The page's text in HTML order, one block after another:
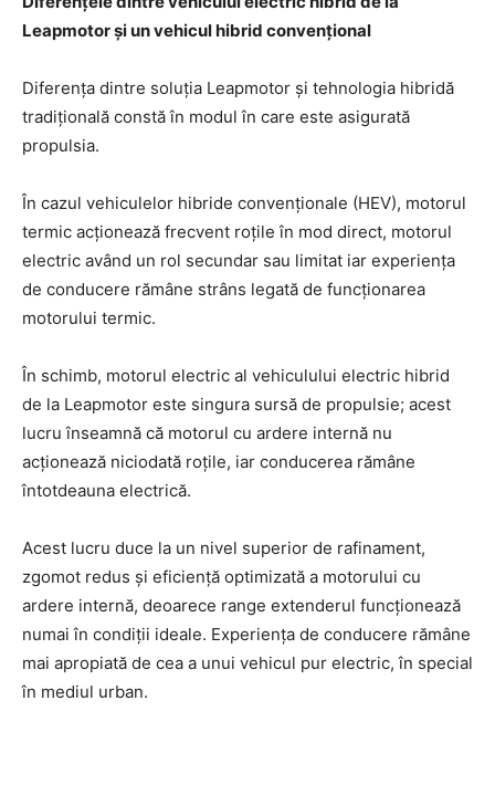
Leapmotor și un vehicul hibrid convențional
Diferența dintre soluția Leapmotor și tehnologia hibridă
tradițională constă în modul în care este asigurată
propulsia.
În cazul vehiculelor hibride convenționale (HEV), motorul
termic acționează frecvent roțile în mod direct, motorul
electric având un rol secundar sau limitat iar experiența
de conducere rămâne strâns legată de funcționarea
motorului termic.
În schimb, motorul electric al vehiculului electric hibrid
de la Leapmotor este singura sursă de propulsie; acest
lucru înseamnă că motorul cu ardere internă nu
acționează niciodată roțile, iar conducerea rămâne
întotdeauna electrică.
Acest lucru duce la un nivel superior de rafinament,
zgomot redus și eficiență optimizată a motorului cu
ardere internă, deoarece range extenderul funcționează
numai în condiții ideale. Experiența de conducere rămâne
mai apropiată de cea a unui vehicul pur electric, în special
în mediul urban.